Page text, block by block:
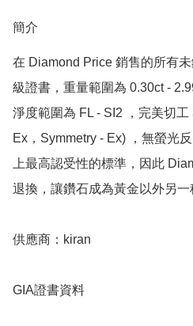
簡介
在 Diamond Price 銷售的所有
級證書，重量範圍為 0.30ct -
淨度範圍為 FL - SI2 ，完美切
Ex，Symmetry - Ex) ，無螢光
上最高認受性的標準，因此
退換，讓鑽石成為黃金以外另一
供應商：kiran
GIA證書資料